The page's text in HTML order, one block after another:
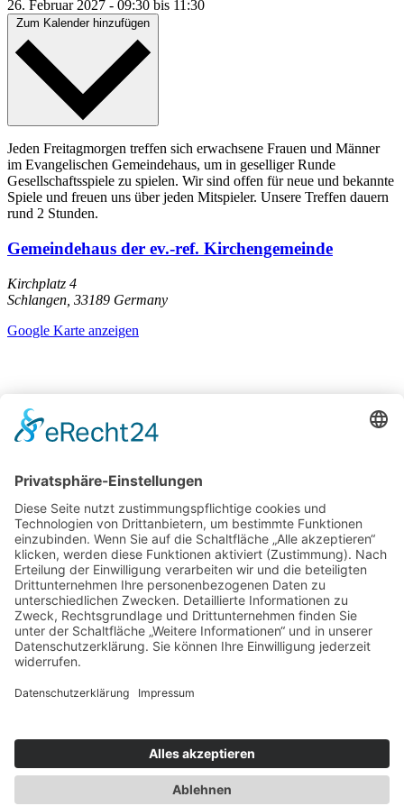
26. Februar 2027 - 09:30 bis 11:30
Jeden Freitagmorgen treffen sich erwachsene Frauen und Männer
im Evangelischen Gemeindehaus, um in geselliger Runde
Gesellschaftsspiele zu spielen. Wir sind offen für neue und bekannte
Spiele und freuen uns über jeden Mitspieler. Unsere Treffen dauern
rund 2 Stunden.
Gemeindehaus der ev.-ref. Kirchengemeinde
Kirchplatz 4
Schlangen 33189 Germany
Google Karte anzeigen
Rettungsbrot
Stadt-Terrassen: Gemeinsam singen